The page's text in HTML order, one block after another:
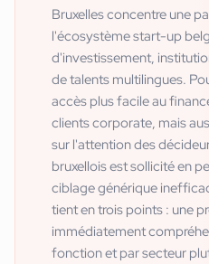
Bruxelles concentre une
l'écosystème start-up
d'investissement,
de talents multilingues.
accès plus facile au
clients corporate, mais
sur l'attention des
bruxellois est sollicité en
ciblage générique
tient en trois points : une
immédiatement
fonction et par secteur